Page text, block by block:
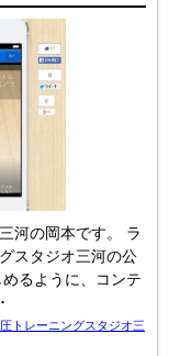
河の岡本です。 ラ
スタジオ三河の公
るように、コンテ
トレーニングスタジオ三